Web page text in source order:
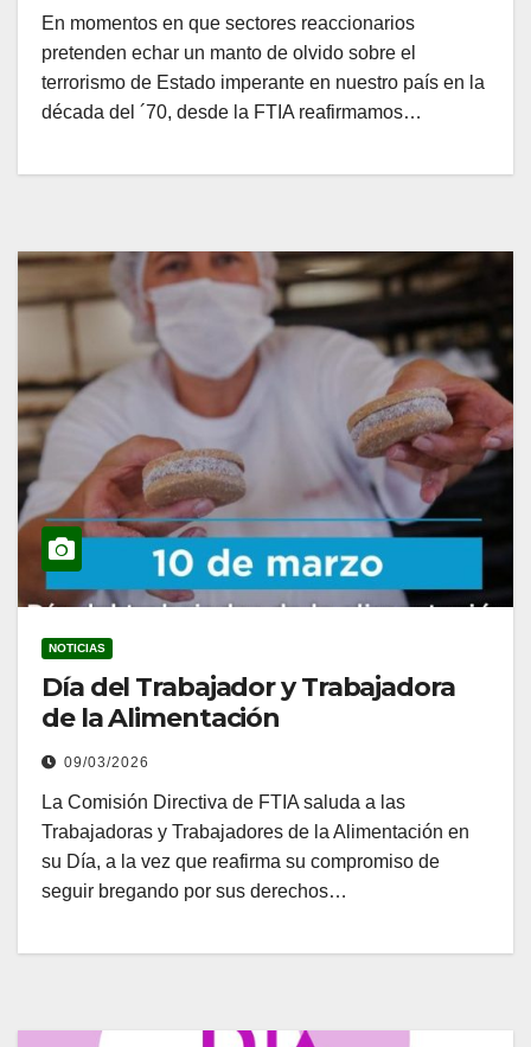
En momentos en que sectores reaccionarios
pretenden echar un manto de olvido sobre el
terrorismo de Estado imperante en nuestro país en la
década del ´70, desde la FTIA reafirmamos…
NOTICIAS
Día del Trabajador y Trabajadora
de la Alimentación
09/03/2026
La Comisión Directiva de FTIA saluda a las
Trabajadoras y Trabajadores de la Alimentación en
su Día, a la vez que reafirma su compromiso de
seguir bregando por sus derechos…